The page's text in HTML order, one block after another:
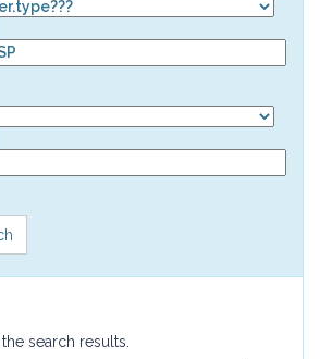
search results.